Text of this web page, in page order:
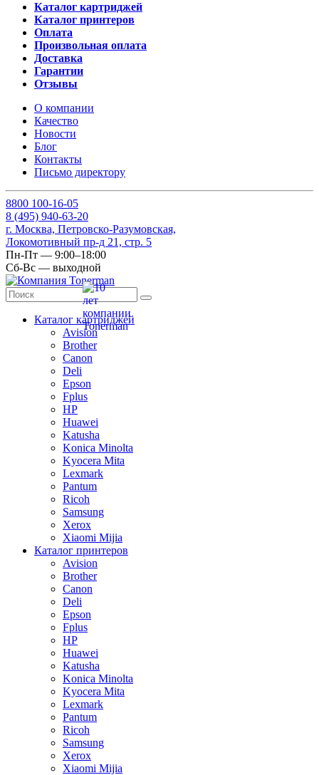
Каталог картриджей
Каталог принтеров
Оплата
Произвольная оплата
Доставка
Гарантии
Отзывы
О компании
Качество
Новости
Блог
Контакты
Письмо директору
8800 100-16-05
8 (495) 940-63-20
г. Москва, Петровско-Разумовская,
Локомотивный пр-д 21, стр. 5
Пн-Пт — 9:00–18:00
Сб-Вс — выходной
Каталог картриджей
Avision
Brother
Canon
Deli
Epson
Fplus
HP
Huawei
Katusha
Konica Minolta
Kyocera Mita
Lexmark
Pantum
Ricoh
Samsung
Xerox
Xiaomi Mijia
Каталог принтеров
Avision
Brother
Canon
Deli
Epson
Fplus
HP
Huawei
Katusha
Konica Minolta
Kyocera Mita
Lexmark
Pantum
Ricoh
Samsung
Xerox
Xiaomi Mijia